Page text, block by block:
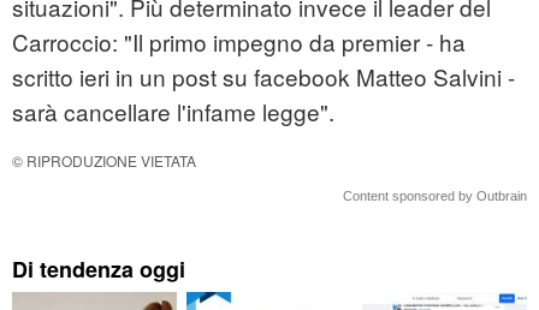
situazioni". Più determinato invece il leader del
Carroccio: "Il primo impegno da premier - ha
scritto ieri in un post su facebook Matteo Salvini -
sarà cancellare l'infame legge".
© RIPRODUZIONE VIETATA
Content sponsored by Outbrain
Di tendenza oggi